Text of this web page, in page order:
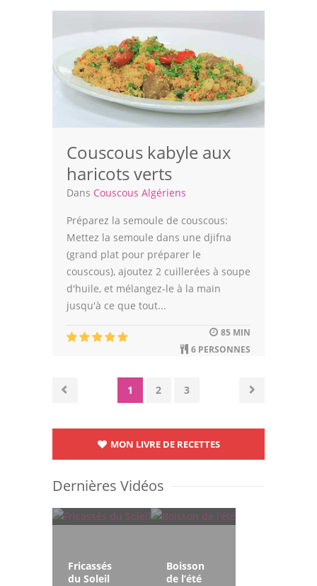
Couscous kabyle aux
haricots verts
Dans Couscous Algériens
Préparez la semoule de couscous:
Mettez la semoule dans une djifna
(grand plat pour préparer le
couscous), ajoutez 2 cuillerées à soupe
d'huile, et mélangez-le à la main
jusqu'à ce que tout...
85 MIN
6 PERSONNES
1 2 3
MON LIVRE DE RECETTES
Dernières Vidéos
Fricassés
du Soleil
Boisson
de l’été